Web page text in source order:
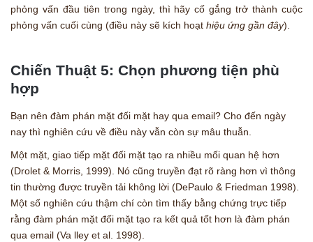
phỏng vấn đầu tiên trong ngày, thì hãy cố gắng trở thành cuộc
phỏng vấn cuối cùng (điều này sẽ kích hoạt hiệu ứng gần đây).
Chiến Thuật 5: Chọn phương tiện phù
hợp
Bạn nên đàm phán mặt đối mặt hay qua email? Cho đến ngày
nay thì nghiên cứu về điều này vẫn còn sự mâu thuẫn.
Một mặt, giao tiếp mặt đối mặt tạo ra nhiều mối quan hệ hơn
(Drolet & Morris, 1999). Nó cũng truyền đạt rõ ràng hơn vì thông
tin thường được truyền tải không lời (DePaulo & Friedman 1998).
Một số nghiên cứu thậm chí còn tìm thấy bằng chứng trực tiếp
rằng đàm phán mặt đối mặt tạo ra kết quả tốt hơn là đàm phán
qua email (Va lley et al. 1998).